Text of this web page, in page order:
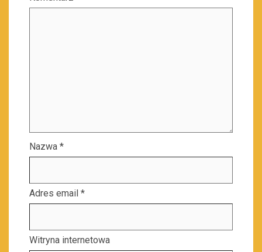
Nazwa *
Adres email *
Witryna internetowa